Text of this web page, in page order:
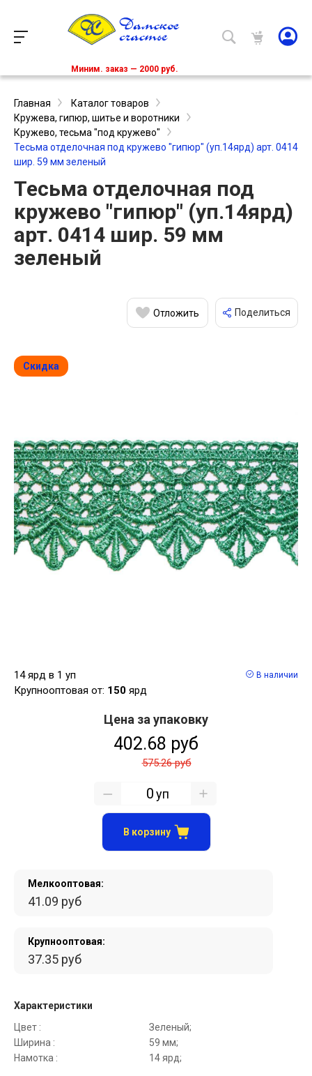
Миним. заказ — 2000 руб.
Главная
Каталог товаров
Кружева, гипюр, шитье и воротники
Кружево, тесьма "под кружево"
Тесьма отделочная под кружево "гипюр" (уп.14ярд) арт. 0414
шир. 59 мм зеленый
Тесьма отделочная под
кружево "гипюр" (уп.14ярд)
арт. 0414 шир. 59 мм
зеленый
Отложить Поделиться
Скидка
14 ярд в 1 уп
Крупнооптовая от: 150 ярд
В наличии
Мелкооптовая:
41.09 руб
Крупнооптовая:
37.35 руб
Характеристики
Цвет :
Зеленый;
Ширина :
59 мм;
Намотка :
14 ярд;
Цена за упаковку
402.68 руб
575.26 руб
уп
В корзину